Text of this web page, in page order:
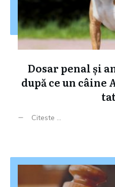
Dosar penal și
după ce un câine
Citeste ...